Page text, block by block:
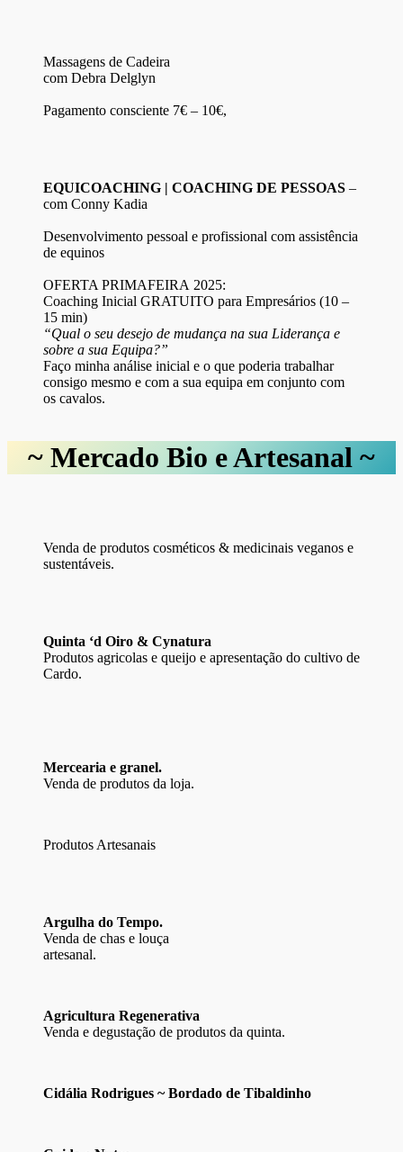
Massagens de Cadeira
com Debra Delglyn
Pagamento consciente 7€ – 10€,
EQUICOACHING | COACHING DE PESSOAS –
com Conny Kadia
Desenvolvimento pessoal e profissional com assistência
de equinos
OFERTA PRIMAFEIRA 2025:
Coaching Inicial GRATUITO para Empresários (10 –
15 min)
“Qual o seu desejo de mudança na sua Liderança e
sobre a sua Equipa?”
Faço minha análise inicial e o que poderia trabalhar
consigo mesmo e com a sua equipa em conjunto com
os cavalos.
~ Mercado Bio e Artesanal ~
Venda de produtos cosméticos & medicinais veganos e
sustentáveis.
Quinta ‘d Oiro & Cynatura
Produtos agricolas e queijo e apresentação do cultivo de
Cardo.
Mercearia e granel.
Venda de produtos da loja.
Produtos Artesanais
Argulha do Tempo.
Venda de chas e louça
artesanal.
Agricultura Regenerativa
Venda e degustação de produtos da quinta.
Cidália Rodrigues ~ Bordado de Tibaldinho